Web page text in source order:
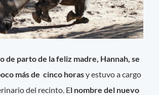
de parto de la feliz madre, Hannah, se
más de cinco horasy estuvo a cargo
del recinto. El nombre del nuevo